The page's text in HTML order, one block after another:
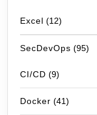
Excel (12)
SecDevOps (95)
CI/CD (9)
Docker (41)